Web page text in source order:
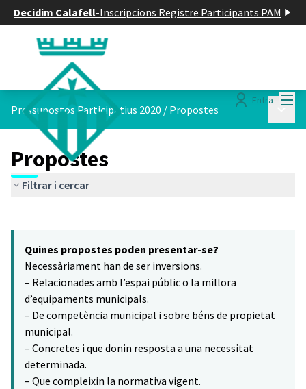
Decidim Calafell-Inscripcions Registre Participants PAM
Entra
Pressupostos Participatius 2020 / Propostes
Propostes
Filtrar i cercar
−
Quines propostes poden presentar-se?
Necessàriament han de ser inversions.
– Relacionades amb l’espai públic o la millora
d’equipaments municipals.
– De competència municipal i sobre béns de propietat
municipal.
– Concretes i que donin resposta a una necessitat
determinada.
– Que compleixin la normativa vigent.